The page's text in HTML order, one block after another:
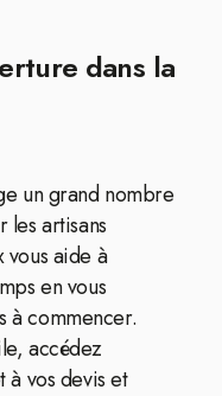
dans la
un grand nombre
artisans
aide à
en vous
à commencer.
accédez
vos devis et